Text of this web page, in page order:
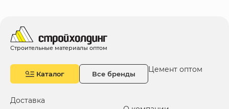
Строительные материалы оптом
Каталог Все бренды Цемент оптом
Доставка